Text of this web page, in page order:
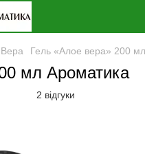
Гель «Алое вера» 200
мл Ароматика
2 відгуки